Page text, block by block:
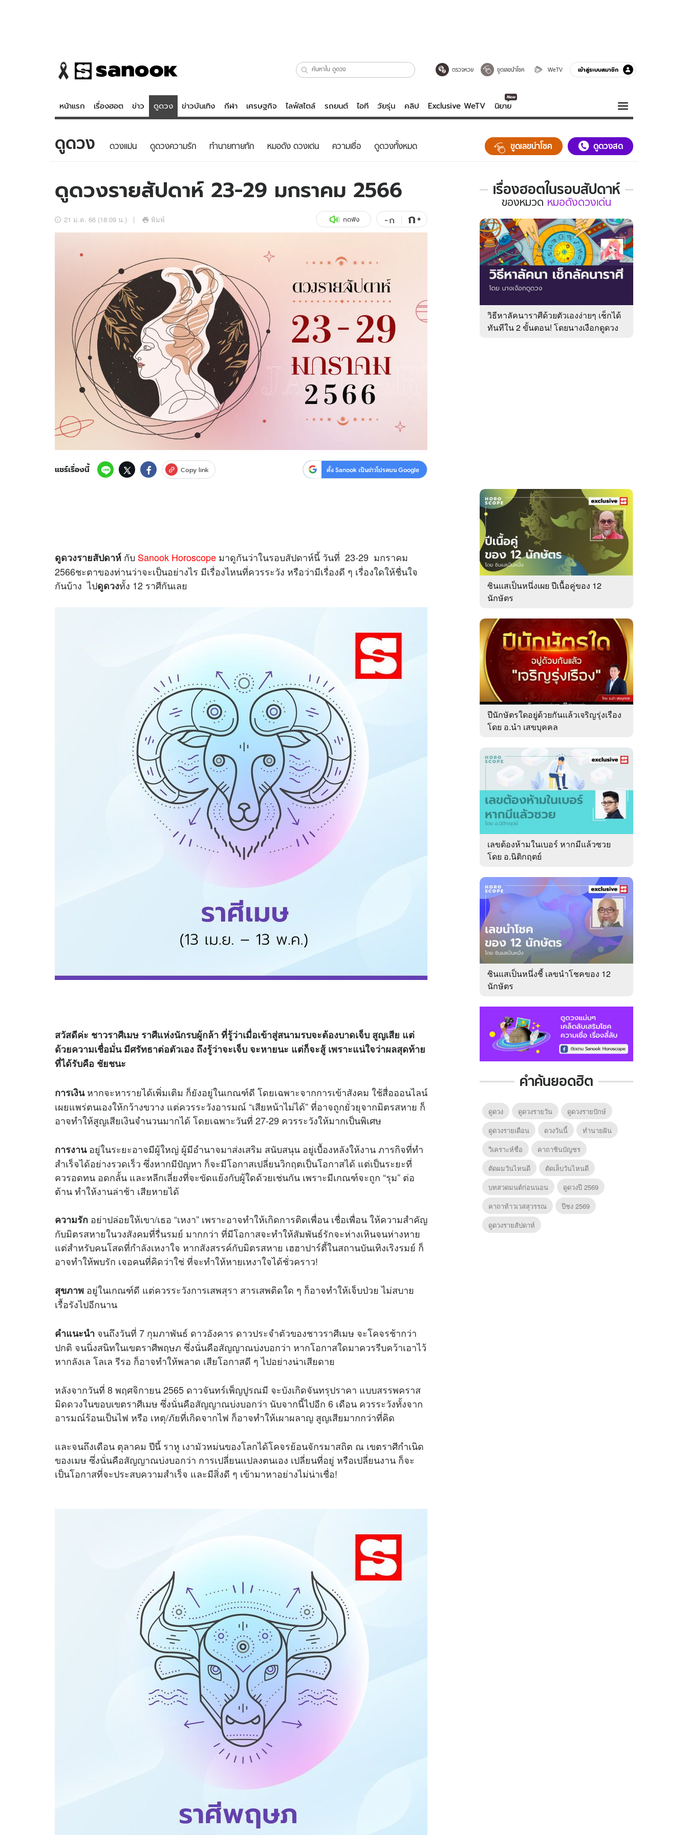
ตรวจหวย ขูดเลขนำโชค WeTV เข้าสู่ระบบสมาชิก
หน้าแรก เรื่องฮอต ข่าว ดูดวง ข่าวบันเทิง กีฬา เศรษฐกิจ ไลฟ์สไตล์ รถยนต์ ไอที วัยรุ่น คลิป Exclusive WeTV นิยาย
ข่าว
ข่าวบันเทิง
ดูดวง - ตรวจหวย
สถิติหวยไทย
ไลฟ์สไตล์
วัยรุ่น
รถยนต์
เที่ยว-กิน
Tasteful Thailand
Sanook Choice
คลิป
พอดแคสต์
นิยาย
ความรู้รอบตัว
ฮาวทู
ดาวน์โหลดสนุกแอปฟรี ติดตามสนุกโซเชียลได้ที่
สงวนลิขสิทธิ์ © 2569 บริษัท อิมเมจ ฟิวเจอร์ (ประเทศไทย) จำกัด
ดูดวง ดวงแม่น ดูดวงความรัก ทํานายทายทัก หมอดัง ดวงเด่น ความเชื่อ ดูดวงทั้งหมด ขูดเลขนำโชค ดูดวงสด
ดูดวงรายสัปดาห์ 23-29 มกราคม 2566
21 ม.ค. 66 (18:09 น.) พิมพ์ กดฟัง -ก ก+
แชร์เรื่องนี้ Copy link ตั้ง Sanook เป็นข่าวโปรดบน Google
ดูดวงรายสัปดาห์ กับ Sanook Horoscope มาดูกันว่าในรอบสัปดาห์นี้ วันที่ 23-29 มกราคม
2566ชะตาของท่านว่าจะเป็นอย่างไร มีเรื่องไหนที่ควรระวัง หรือว่ามีเรื่องดี ๆ เรื่องใดให้ชื่นใจ
กันบ้าง ไปดูดวงทั้ง 12 ราศีกันเลย
สวัสดีค่ะ ชาวราศีเมษ ราศีแห่งนักรบผู้กล้า ที่รู้ว่าเมื่อเข้าสู่สนามรบจะต้องบาดเจ็บ สูญเสีย แต่
ด้วยความเชื่อมั่น มีศรัทธาต่อตัวเอง ถึงรู้ว่าจะเจ็บ จะหายนะ แต่ก็จะสู้ เพราะแน่ใจว่าผลสุดท้าย
ที่ได้รับคือ ชัยชนะ
การเงินหากจะหารายได้เพิ่มเติม ก็ยังอยู่ในเกณฑ์ดี โดยเฉพาะจากการเข้าสังคม ใช้สื่อออนไลน์
เผยแพร่ตนเองให้กว้างขวาง แต่ควรระวังอารมณ์ “เสียหน้าไม่ได้” ที่อาจถูกยั่วยุจากมิตรสหาย ก็
อาจทำให้สูญเสียเงินจำนวนมากได้ โดยเฉพาะวันที่ 27-29 ควรระวังให้มากเป็นพิเศษ
การงานอยู่ในระยะอาจมีผู้ใหญ่ ผู้มีอำนาจมาส่งเสริม สนับสนุน อยู่เบื้องหลังให้งาน ภารกิจที่ทำ
สำเร็จได้อย่างรวดเร็ว ซึ่งหากมีปัญหา ก็จะมีโอกาสเปลี่ยนวิกฤตเป็นโอกาสได้ แต่เป็นระยะที่
ควรอดทน อดกลั้น และหลีกเลี่ยงที่จะขัดแย้งกับผู้ใดด้วยเช่นกัน เพราะมีเกณฑ์จะถูก “รุม” ต่อ
ต้าน ทำให้งานล่าช้า เสียหายได้
ความรัก อย่าปล่อยให้เขา/เธอ “เหงา” เพราะอาจทำให้เกิดการติดเพื่อน เชื่อเพื่อน ให้ความสำคัญ
กับมิตรสหายในวงสังคมที่รื่นรมย์ มากกว่า ที่มีโอกาสจะทำให้สัมพันธ์รักจะห่างเหินจนห่างหาย
แต่สำหรับคนโสดที่กำลังเหงาใจ หากสังสรรค์กับมิตรสหาย เฮฮาปาร์ตี้ในสถานบันเทิงเริงรมย์ ก็
อาจทำให้พบรัก เจอคนที่คิดว่าใช่ ที่จะทำให้หายเหงาใจได้ชั่วคราว!
สุขภาพ อยู่ในเกณฑ์ดี แต่ควรระวังการเสพสุรา สารเสพติดใด ๆ ก็อาจทำให้เจ็บป่วย ไม่สบาย
เรื้อรังไปอีกนาน
คำแนะนำ จนถึงวันที่ 7 กุมภาพันธ์ ดาวอังคาร ดาวประจำตัวของชาวราศีเมษ จะโคจรช้ากว่า
ปกติ จนนิ่งสนิทในเขตราศีพฤษภ ซึ่งนั่นคือสัญญาณบ่งบอกว่า หากโอกาสใดมาควรรีบคว้าเอาไว้
หากลังเล โลเล รีรอ ก็อาจทำให้พลาด เสียโอกาสดี ๆ ไปอย่างน่าเสียดาย
หลังจากวันที่ 8 พฤศจิกายน 2565 ดาวจันทร์เพ็ญปูรณมี จะบังเกิดจันทรุปราคา แบบสรรพคราส
มิดดวงในขอบเขตราศีเมษ ซึ่งนั่นคือสัญญาณบ่งบอกว่า นับจากนี้ไปอีก 6 เดือน ควรระวังทั้งจาก
อารมณ์ร้อนเป็นไฟ หรือ เหตุ/ภัยที่เกิดจากไฟ ก็อาจทำให้เผาผลาญ สูญเสียมากกว่าที่คิด
และจนถึงเดือน ตุลาคม ปีนี้ ราหู เงามัวหม่นของโลกได้โคจรย้อนจักรมาสถิต ณ เขตราศีกำเนิด
ของเมษ ซึ่งนั่นคือสัญญาณบ่งบอกว่า การเปลี่ยนแปลงตนเอง เปลี่ยนที่อยู่ หรือเปลี่ยนงาน ก็จะ
เป็นโอกาสที่จะประสบความสำเร็จ และมีสิ่งดี ๆ เข้ามาหาอย่างไม่น่าเชื่อ!
เรื่องฮอตในรอบสัปดาห์
เรื่อง
ใน
รอบ
สัปดาห์
ของ
หมวด
หมอ
ดวง
ของหมวด หมอดังดวงเด่น
วิธีหาลัคนาราศีด้วยตัวเองง่ายๆ เช็กได้
ทันทีใน 2 ขั้นตอน! โดยนางเงือกดูดวง
ซินแสเป็นหนึ่งเผย ปีเนื้อคู่ของ 12
นักษัตร
ปีนักษัตรใดอยู่ด้วยกันแล้วเจริญรุ่งเรือง
โดย อ.นำ เสขบุคคล
เลขต้องห้ามในเบอร์ หากมีแล้วซวย
โดย อ.นิติกฤตย์
ซินแสเป็นหนึ่งชี้ เลขนำโชคของ 12
นักษัตร
คำค้นยอดฮิต
ดูดวง ดูดวงรายวัน
ดูดวงรายปักษ์
ดูดวงรายเดือน
ดวงวันนี้
ทํานายฝัน
วิเคราะห์ชื่อ
คาถาชินบัญชร
ตัดผมวันไหนดี
ตัดเล็บวันไหนดี
บทสวดมนต์ก่อนนอน
ดูดวงปี 2569
คาถาท้าวเวสสุวรรณ
ปีชง 2569
ดูดวงรายสัปดาห์